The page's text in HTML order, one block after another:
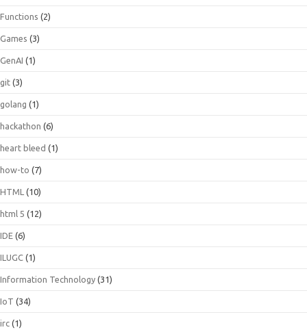
Functions (2)
Games (3)
GenAI (1)
git (3)
golang (1)
hackathon (6)
heart bleed (1)
how-to (7)
HTML (10)
html 5 (12)
IDE (6)
ILUGC (1)
Information Technology (31)
IoT (34)
irc (1)